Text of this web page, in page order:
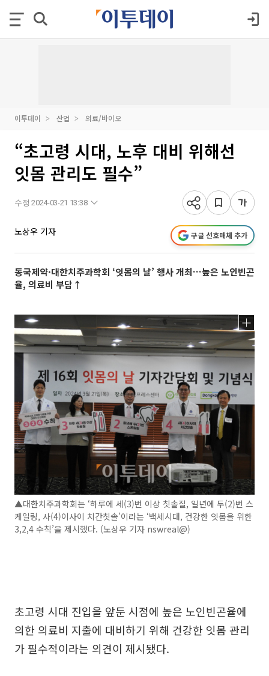
이투데이 산업 의료/바이오
“초고령 시대, 노후 대비 위해선
잇몸 관리도 필수”
수정 2024-03-21 13:38
노상우 기자 구글 선호매체 추가
동국제약·대한치주과학회 ‘잇몸의 날’ 행사 개최…높은 노인빈곤
율, 의료비 부담↑
▲대한치주과학회는 ‘하루에 세(3)번 이상 칫솔질, 일년에 두(2)번 스
케일링, 사(4)이사이 치간칫솔’이라는 ‘백세시대, 건강한 잇몸을 위한
3,2,4 수칙’을 제시했다. (노상우 기자 nswreal@)
초고령 시대 진입을 앞둔 시점에 높은 노인빈곤율에
의한 의료비 지출에 대비하기 위해 건강한 잇몸 관리
가 필수적이라는 의견이 제시됐다.